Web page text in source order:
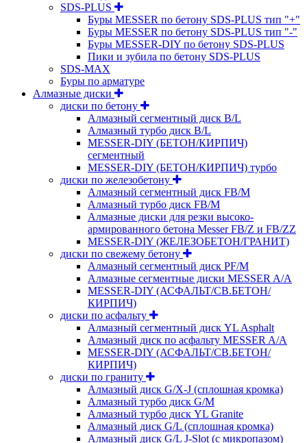
SDS-PLUS
Буры MESSER по бетону SDS-PLUS тип "+"
Буры MESSER по бетону SDS-PLUS тип "-"
Буры MESSER-DIY по бетону SDS-PLUS
Пики и зубила по бетону SDS-PLUS
SDS-MAX
Буры по арматуре
Алмазные диски
диски по бетону
Алмазный сегментный диск B/L
Алмазный турбо диск B/L
MESSER-DIY (БЕТОН/КИРПИЧ)
сегментный
MESSER-DIY (БЕТОН/КИРПИЧ) турбо
диски по железобетону
Алмазный сегментный диск FB/M
Алмазный турбо диск FB/M
Алмазные диски для резки высоко-
армированного бетона Messer FB/Z и FB/ZZ
MESSER-DIY (ЖЕЛЕЗОБЕТОН/ГРАНИТ)
диски по свежему бетону
Алмазный сегментный диск PF/M
Алмазные сегментные диски MESSER A/A
MESSER-DIY (АСФАЛЬТ/СВ.БЕТОН/
КИРПИЧ)
диски по асфальту
Алмазный сегментный диск YL Asphalt
Алмазный диск по асфальту MESSER A/A
MESSER-DIY (АСФАЛЬТ/СВ.БЕТОН/
КИРПИЧ)
диски по граниту
Алмазный диск G/X-J (сплошная кромка)
Алмазный турбо диск G/M
Алмазный турбо диск YL Granite
Алмазный диск G/L (сплошная кромка)
Алмазный диск G/L J-Slot (с микропазом)